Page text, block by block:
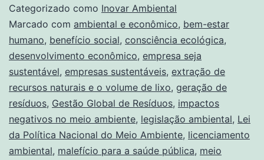
Categorizado como Inovar Ambiental
Marcado com ambiental e econômico, bem-estar
humano, benefício social, consciência ecológica,
desenvolvimento econômico, empresa seja
sustentável, empresas sustentáveis, extração de
recursos naturais e o volume de lixo, geração de
resíduos, Gestão Global de Resíduos, impactos
negativos no meio ambiente, legislação ambiental, Lei
da Política Nacional do Meio Ambiente, licenciamento
ambiental, malefício para a saúde pública, meio